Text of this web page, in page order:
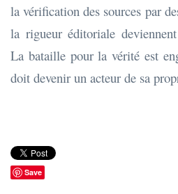
la vérification des sources par
la rigueur éditoriale
La bataille pour la vérité est
doit devenir un acteur de sa
Save